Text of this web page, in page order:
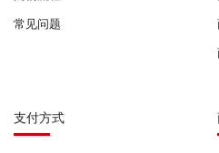
常见问题
支付方式